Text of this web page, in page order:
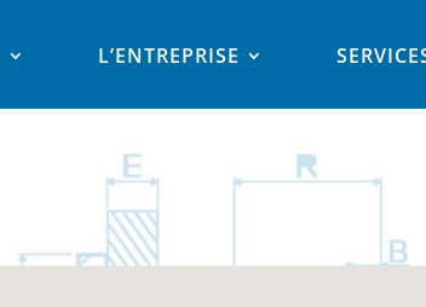
L’ENTREPRISE